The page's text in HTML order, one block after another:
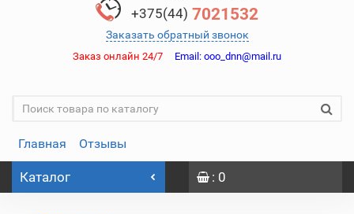
+375(44) 7021532
Заказать обратный звонок
Заказ онлайн 24/7 Email: ooo_dnn@mail.ru
Главная Отзывы
Каталог : 0